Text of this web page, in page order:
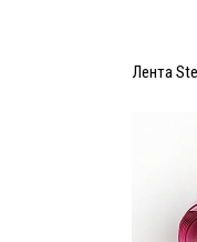
Лента